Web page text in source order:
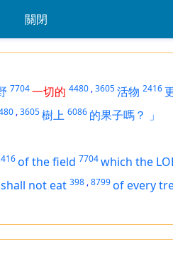
關閉
7704一切的 4480 ,3605活物 2416
,3605樹上 6086 的果子嗎？ 」
of the field 7704which the
shall not eat 398 ,8799of every